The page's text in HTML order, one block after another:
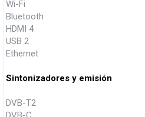
Wi-Fi
Bluetooth
HDMI 4
USB 2
Ethernet
Sintonizadores y emisión
DVB-T2